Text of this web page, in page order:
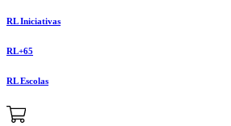
RL Iniciativas
RL+65
RL Escolas